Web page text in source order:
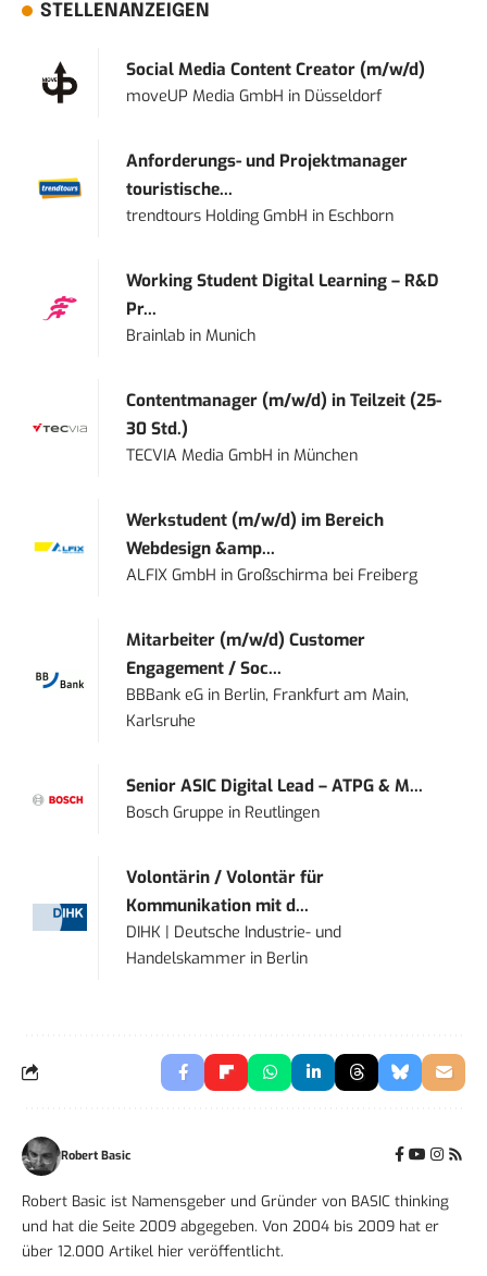
STELLENANZEIGEN
Social Media Content Creator (m/w/d)
moveUP Media GmbH in Düsseldorf
Anforderungs- und Projektmanager
touristische...
trendtours Holding GmbH in Eschborn
Working Student Digital Learning – R&D
Pr...
Brainlab inMunich
Contentmanager (m/w/d) in Teilzeit (25-
30 Std.)
TECVIA Media GmbH inMünchen
Werkstudent (m/w/d) im Bereich
Webdesign &amp...
ALFIX GmbH inGroßschirma bei Freiberg
Mitarbeiter (m/w/d) Customer
Engagement / Soc...
BBBank eG in Berlin, Frankfurt am Main,
Karlsruhe
Senior ASIC Digital Lead – ATPG & M...
Bosch Gruppe in Reutlingen
Volontärin / Volontär für
Kommunikation mit d...
DIHK | Deutsche Industrie- und
Handelskammer in Berlin
Robert Basic
Robert Basic ist Namensgeber und Gründer von BASIC thinking
und hat die Seite 2009 abgegeben. Von 2004 bis 2009 hat er
über 12.000 Artikel hier veröffentlicht.